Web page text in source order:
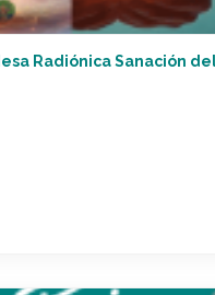
Radiónica Sanación